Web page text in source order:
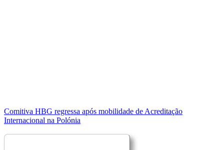
Comitiva HBG regressa após mobilidade de Acreditação
Internacional na Polónia